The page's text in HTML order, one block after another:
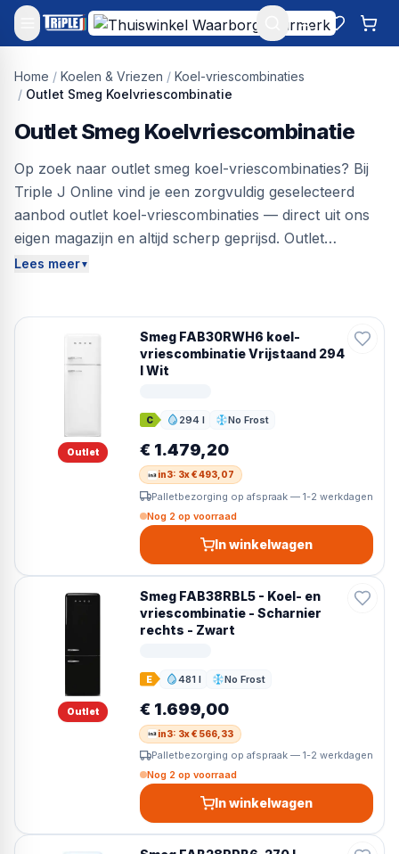
Mijn account
Home / Koelen & Vriezen / Koel-vriescombinaties
/ Outlet Smeg Koelvriescombinatie
Outlet Smeg Koelvriescombinatie
Op zoek naar outlet smeg koel-vriescombinaties? Bij
Triple J Online vind je een zorgvuldig geselecteerd
aanbod outlet koel-vriescombinaties — direct uit ons
eigen magazijn en altijd scherp geprijsd. Outlet
producten zijn nieuwe of nauwelijks gebruikte
een scherpe korting. Bespaar tot 40% ten opzichte
van de nieuwprijs en profiteer van gratis verzending,
30 dagen bedenktijd en laagste prijsgarantie. Vergelijk
en bestel vandaag nog — voor een eerlijke prijs met
uitstekende service.
Lees meer▼
Outlet
Smeg FAB30RWH6 koel-
vriescombinatie Vrijstaand 294
l Wit
C 294 l
Inhoud No Frost
Ontdooien
€ 1.479,20
in3: 3x € 493,07
Palletbezorging op afspraak — 1-2 werkdagen
Nog 2 op voorraad
In winkelwagen
Outlet
Smeg FAB38RBL5 - Koel- en
vriescombinatie - Scharnier
rechts - Zwart
E 481 l
Inhoud No Frost
Ontdooien
€ 1.699,00
in3: 3x € 566,33
Palletbezorging op afspraak — 1-2 werkdagen
Nog 2 op voorraad
In winkelwagen